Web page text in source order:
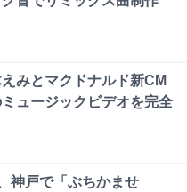
みとマクドナルド新CM
ュージックビデオを完全
神戸で「ぶちかませ